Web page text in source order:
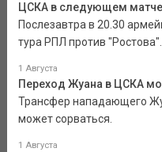
ЦСКА в следующем матче
Послезавтра в 20.30
тура РПЛ против "Ростова".
1 Августа
Переход Жуана в ЦСКА
Трансфер нападающего
может сорваться.
1 Августа